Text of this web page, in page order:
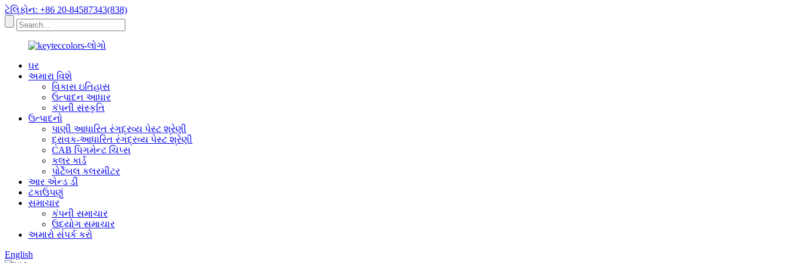
ટેલિફોન: +86 20-84587343(838)
ઘર
અમારા વિશે
વિકાસ ઇતિહાસ
ઉત્પાદન આધાર
કંપની સંસ્કૃતિ
ઉત્પાદનો
પાણી આધારિત રંગદ્રવ્ય પેસ્ટ શ્રેણી
દ્રાવક-આધારિત રંગદ્રવ્ય પેસ્ટ શ્રેણી
CAB પિગમેન્ટ ચિપ્સ
કલર કાર્ડ
પોર્ટેબલ કલરમીટર
આર એન્ડ ડી
ટકાઉપણું
સમાચાર
કંપની સમાચાર
ઉદ્યોગ સમાચાર
અમારો સંપર્ક કરો
English